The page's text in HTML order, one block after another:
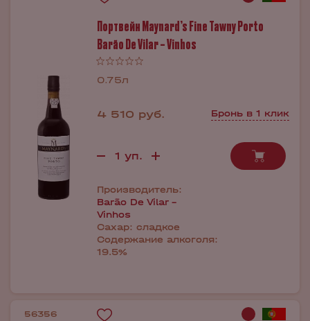
Портвейн Maynard’s Fine Tawny Porto
Barão De Vilar – Vinhos
0.75л
4 510 руб. Бронь в 1 клик
Производитель:
Barão De Vilar -
Vinhos
Сахар: сладкое
Содержание алкоголя:
19.5%
56356